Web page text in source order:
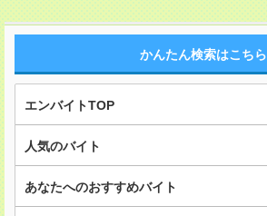
かんたん検索はこちら
エンバイトTOP
人気のバイト
あなたへのおすすめバイト